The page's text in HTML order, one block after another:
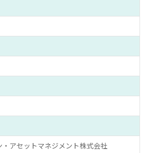
アセットマネジメント株式会社